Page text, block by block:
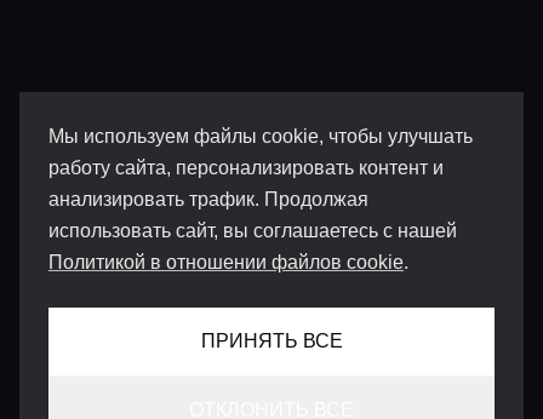
Мы используем файлы cookie, чтобы улучшать
работу сайта, персонализировать контент и
анализировать трафик. Продолжая
использовать сайт, вы соглашаетесь с нашей
Политикой в отношении файлов cookie.
ПРИНЯТЬ ВСЕ